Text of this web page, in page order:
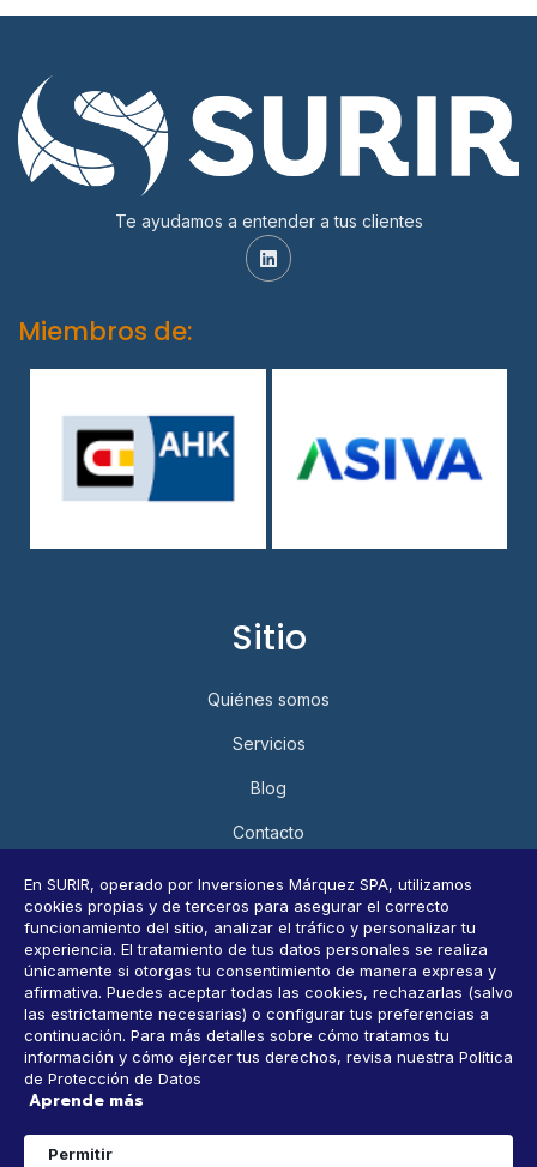
En SURIR, operado por Inversiones Márquez SPA, utilizamos
cookies propias y de terceros para asegurar el correcto
funcionamiento del sitio, analizar el tráfico y personalizar tu
experiencia. El tratamiento de tus datos personales se realiza
únicamente si otorgas tu consentimiento de manera expresa y
afirmativa. Puedes aceptar todas las cookies, rechazarlas (salvo
las estrictamente necesarias) o configurar tus preferencias a
continuación. Para más detalles sobre cómo tratamos tu
información y cómo ejercer tus derechos, revisa nuestra Política
de Protección de Datos
Aprende más
Permitir
Te ayudamos a entender a tus clientes
Miembros de:
Sitio
Quiénes somos
Servicios
Blog
Contacto
Política de Privacidad y Protección de Datos Personales
Consultar datos personales
Horarios
9 AM-6 PM, Lunes a Viernes